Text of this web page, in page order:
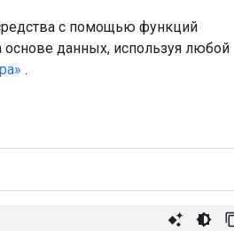
с помощью функций
основе данных, используя любой
.